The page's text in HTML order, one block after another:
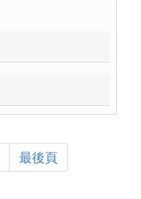
最後頁